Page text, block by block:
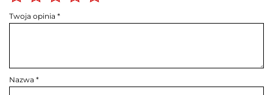
Twoja opinia *
Nazwa *